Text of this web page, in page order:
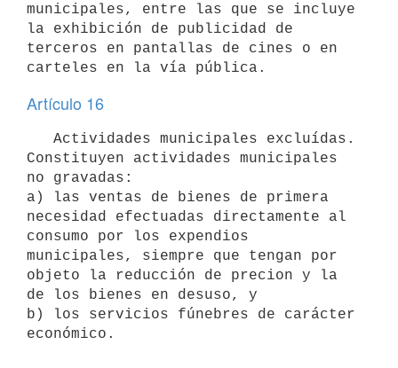
municipales, entre las que se incluye
la exhibición de publicidad de
terceros en pantallas de cines o en
carteles en la vía pública.
Artículo 16
Constituyen actividades municipales
no gravadas:
a) las ventas de bienes de primera
necesidad efectuadas directamente al
consumo por los expendios
municipales, siempre que tengan por
objeto la reducción de precion y la
de los bienes en desuso, y
b) los servicios fúnebres de carácter
económico.